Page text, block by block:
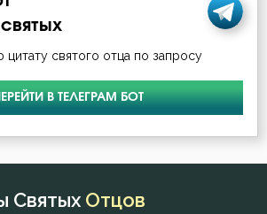
цитату святого отца по запросу
В ТЕЛЕГРАМ БОТ
Святых Отцов